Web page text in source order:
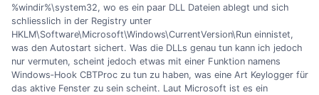
%windir%\system32, wo es ein paar DLL Dateien ablegt und sich
schliesslich in der Registry unter
HKLM\Software\Microsoft\Windows\CurrentVersion\Run einnistet,
was den Autostart sichert. Was die DLLs genau tun kann ich jedoch
nur vermuten, scheint jedoch etwas mit einer Funktion namens
Windows‐Hook CBTProc zu tun zu haben, was eine Art Keylogger für
das aktive Fenster zu sein scheint. Laut Microsoft ist es ein